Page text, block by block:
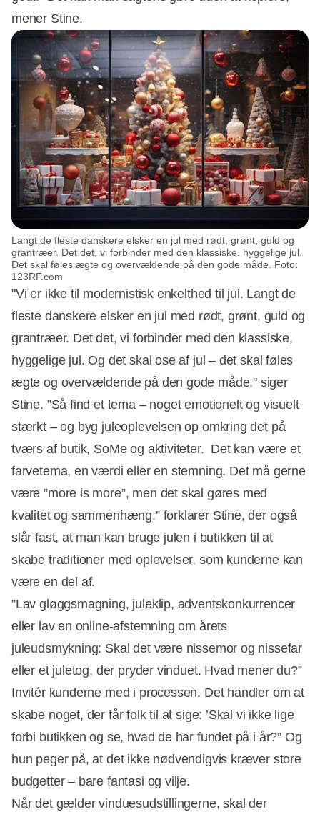
mener Stine.
Langt de fleste danskere elsker en jul med rødt, grønt, guld og
grantræer. Det det, vi forbinder med den klassiske, hyggelige jul.
Det skal føles ægte og overvældende på den gode måde. Foto:
123RF.com
"Vi er ikke til modernistisk enkelthed til jul. Langt de
fleste danskere elsker en jul med rødt, grønt, guld og
grantræer. Det det, vi forbinder med den klassiske,
hyggelige jul. Og det skal ose af jul – det skal føles
ægte og overvældende på den gode måde," siger
Stine. ”Så find et tema – noget emotionelt og visuelt
stærkt – og byg juleoplevelsen op omkring det på
tværs af butik, SoMe og aktiviteter. Det kan være et
farvetema, en værdi eller en stemning. Det må gerne
være ”more is more”, men det skal gøres med
kvalitet og sammenhæng,” forklarer Stine, der også
slår fast, at man kan bruge julen i butikken til at
skabe traditioner med oplevelser, som kunderne kan
være en del af.
”Lav gløggsmagning, juleklip, adventskonkurrencer
eller lav en online-afstemning om årets
juleudsmykning: Skal det være nissemor og nissefar
eller et juletog, der pryder vinduet. Hvad mener du?”
Invitér kunderne med i processen. Det handler om at
skabe noget, der får folk til at sige: ’Skal vi ikke lige
forbi butikken og se, hvad de har fundet på i år?” Og
hun peger på, at det ikke nødvendigvis kræver store
budgetter – bare fantasi og vilje.
Når det gælder vinduesudstillingerne, skal der